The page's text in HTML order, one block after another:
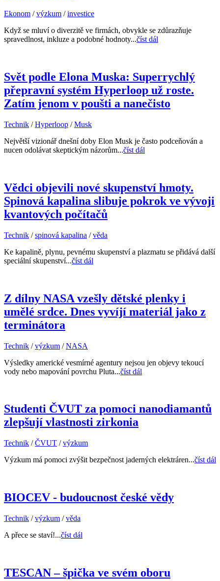
Ekonom /výzkum /investice
Když se mluví o diverzitě ve firmách, obvykle se zdůrazňuje
spravedlnost, inkluze a podobné hodnoty...číst dál
Svět podle Elona Muska: Superrychlý
přepravní systém Hyperloop už roste.
Zatím jenom v poušti a nanečisto
Technik /Hyperloop /Musk
Největší vizionář dnešní doby Elon Musk je často podceňován a
nucen odolávat skeptickým názorům...číst dál
Vědci objevili nové skupenství hmoty.
Spinová kapalina slibuje pokrok ve vývoji
kvantových počítačů
Technik /spinová kapalina /věda
Ke kapalině, plynu, pevnému skupenství a plazmatu se přidává další
speciální skupenství...číst dál
Z dílny NASA vzešly dětské plenky i
umělé srdce. Dnes vyvíjí materiál jako z
terminátora
Technik /výzkum /NASA
Výsledky americké vesmírné agentury nejsou jen objevy tekoucí
vody nebo mapování povrchu Pluta...číst dál
Studenti ČVUT za pomoci nanodiamantů
zlepšují vlastnosti zirkonia
Technik /ČVUT /výzkum
Výzkum má pomoci zvýšit bezpečnost jaderných elektráren...číst dál
BIOCEV - budoucnost české vědy
Technik /výzkum /věda
A přece se staví!...číst dál
TESCAN – špička ve svém oboru